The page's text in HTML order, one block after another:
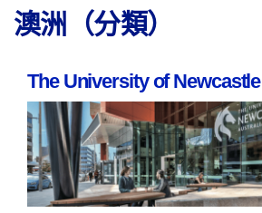
澳洲（分類）
The University of Newcastle